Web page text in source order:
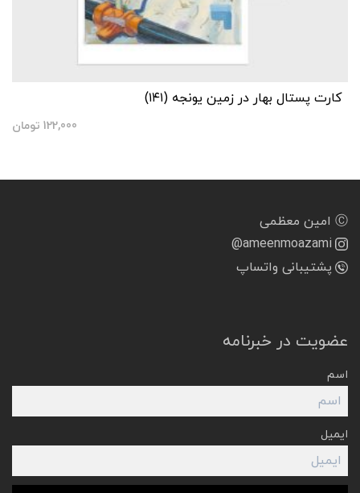
کارت پستال بهار در زمین یونجه (۱۴۱)
122,000 تومان
Ⓒ امین معظمی
@ameenmoazami
پشتیبانی واتساپ
عضویت در خبرنامه
اسم
ایمیل